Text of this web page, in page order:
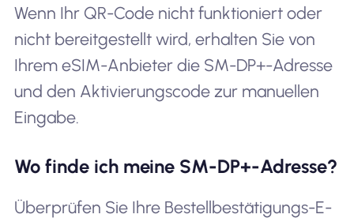
Wenn Ihr QR-Code nicht funktioniert oder
nicht bereitgestellt wird, erhalten Sie von
Ihrem eSIM-Anbieter die SM-DP+-Adresse
und den Aktivierungscode zur manuellen
Eingabe.
Wo finde ich meine SM-DP+-Adresse?
Überprüfen Sie Ihre Bestellbestätigungs-E-